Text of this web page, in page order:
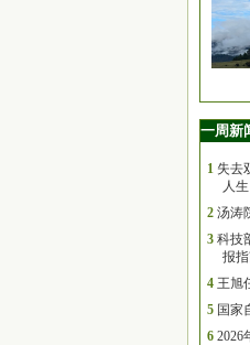
一周新
1 失去
人生
2 汤涛
3 科技
报
4 王旭
5 国家
6 2026